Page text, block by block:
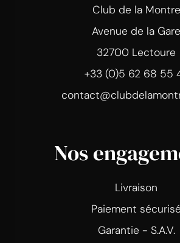
Club de la Montre
Avenue de la Gare
32700 Lectoure
+33 (0)5 62 68 55
Nos
Livraison
Paiement sécurisé
Garantie - S.A.V.